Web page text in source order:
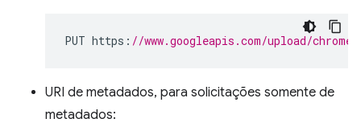
PUT https : //www.googleapis.com/upload/
URI de metadados, para solicitações somente de
metadados: